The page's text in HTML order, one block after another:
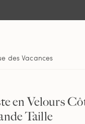
des Vacances
en Velours
Taille